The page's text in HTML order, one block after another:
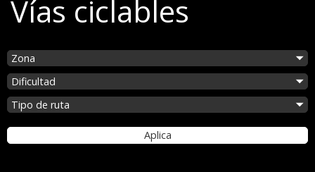
Vías ciclables
Selecciona
la
zona
Seleccionar
la
dificultad
Seleccionar
el
tipo
de
Aplica